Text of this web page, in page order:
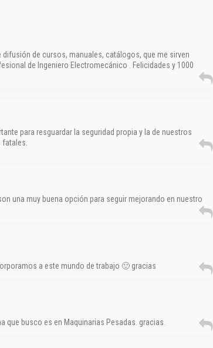
de cursos, manuales, catálogos, que me sirven
de Ingeniero Electromecánico . Felicidades y 1000
para resguardar la seguridad propia y la de nuestros
una muy buena opción para seguir mejorando en nuestro
a este mundo de trabajo 🙂 gracias
que busco es en Maquinarias Pesadas. gracias.